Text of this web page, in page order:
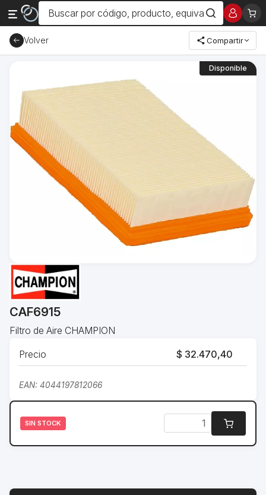
Volver Compartir
Disponible
CAF6915
Filtro de Aire CHAMPION
Precio
$ 32.470,40
EAN: 4044197812066
SIN STOCK